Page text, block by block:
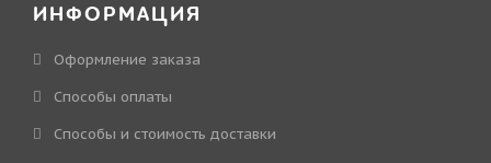
ИНФОРМАЦИЯ
Оформление заказа
Способы оплаты
Способы и стоимость доставки